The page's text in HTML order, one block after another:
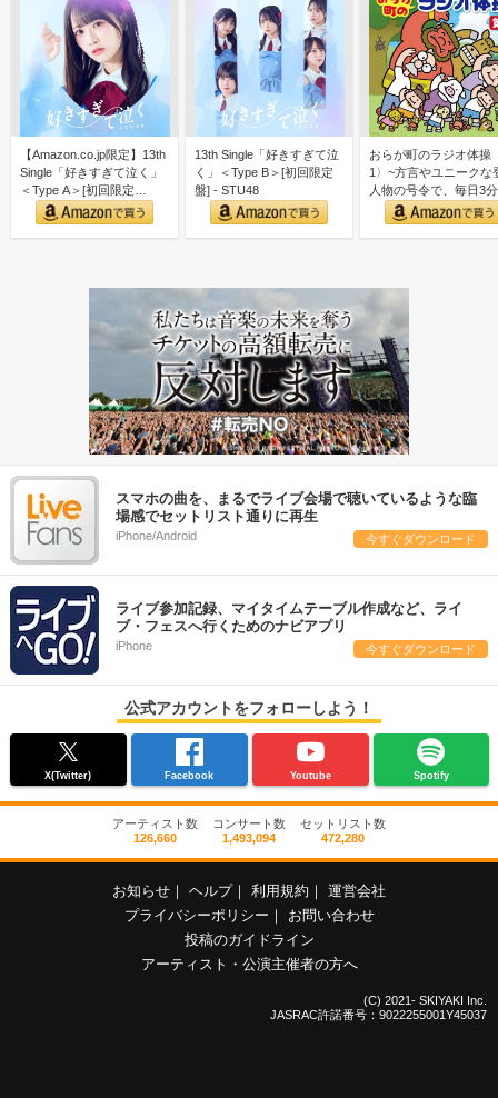
【Amazon.co.jp限定】13th
Single「好きすぎて泣く」
＜Type A＞[初回限定…
13th Single「好きすぎて泣
く」＜Type B＞[初回限定
盤] - STU48
おらが町のラジオ体操
1〉~方言やユニークな
人物の号令で、毎日3
しく全身運動
スマホの曲を、まるでライブ会場で聴いているような臨
場感でセットリスト通りに再生
iPhone/Android 今すぐダウンロード
ライブ参加記録、マイタイムテーブル作成など、ライ
ブ・フェスへ行くためのナビアプリ
iPhone 今すぐダウンロード
公式アカウントをフォローしよう！
X(Twitter) Facebook Youtube Spotify
アーティスト数
126,660
コンサート数
1,493,094
セットリスト数
472,280
お知らせ ヘルプ 利用規約
運営会社
プライバシーポリシー
お問い合わせ
投稿のガイドライン
アーティスト・公演主催者の方へ
(C) 2021- SKIYAKI Inc.
JASRAC許諾番号：9022255001Y45037